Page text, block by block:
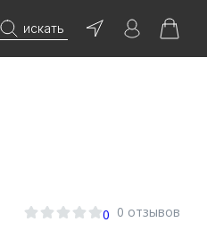
искать
0 0 отзывов